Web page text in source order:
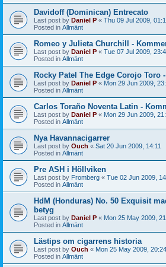
Davidoff (Dominican) Entrecato
Last post by Daniel P « Thu 09 Jul 2009,
Posted in Allmänt
Romeo y Julieta Churchill -
Last post by Daniel P « Tue 07 Jul 2009,
Posted in Allmänt
Rocky Patel The Edge Corojo Toro
Last post by Daniel P « Mon 29 Jun 2009,
Posted in Allmänt
Carlos Toraño Noventa Latin -
Last post by Daniel P « Mon 29 Jun 2009,
Posted in Allmänt
Nya Havannacigarrer
Last post by Ouch « Sat 20 Jun 2009, 14:11
Posted in Allmänt
Pre ASH i Höllviken
Last post by Fromberg « Tue 02 Jun 2009,
Posted in Allmänt
HdM (Honduras) No. 50 Exquisit
betyg
Last post by Daniel P « Mon 25 May 2009,
Posted in Allmänt
Lästips om cigarrens historia
Last post by Ouch « Mon 25 May 2009, 20:24
Posted in Allmänt